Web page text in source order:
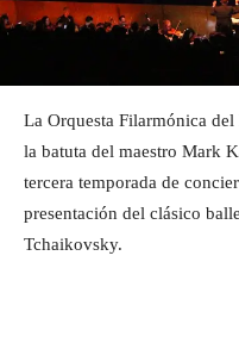
La Orquesta Filarmónica
la batuta del maestro Mark
tercera temporada de
presentación del clásico
Tchaikovsky.